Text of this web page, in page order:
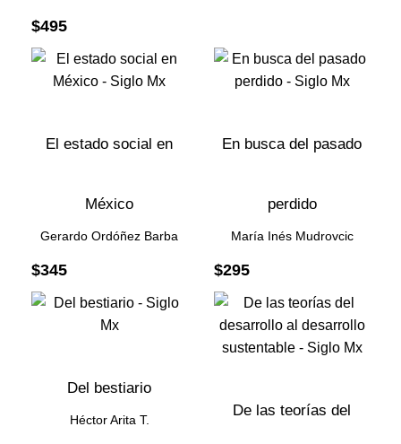
$495
El estado social en
México
Gerardo Ordóñez Barba
$345
En busca del pasado
perdido
María Inés Mudrovcic
$295
Del bestiario
Héctor Arita T.
De las teorías del